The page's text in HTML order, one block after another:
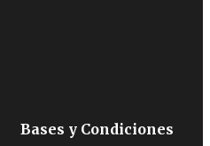
Bases y Condiciones